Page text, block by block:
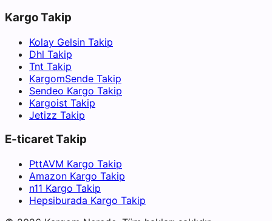
Kargo Takip
Kolay Gelsin Takip
Dhl Takip
Tnt Takip
KargomSende Takip
Sendeo Kargo Takip
Kargoist Takip
Jetizz Takip
E-ticaret Takip
PttAVM Kargo Takip
Amazon Kargo Takip
n11 Kargo Takip
Hepsiburada Kargo Takip